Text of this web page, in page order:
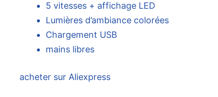
5 vitesses + affichage LED
Lumières d’ambiance colorées
Chargement USB
mains libres
acheter sur Aliexpress